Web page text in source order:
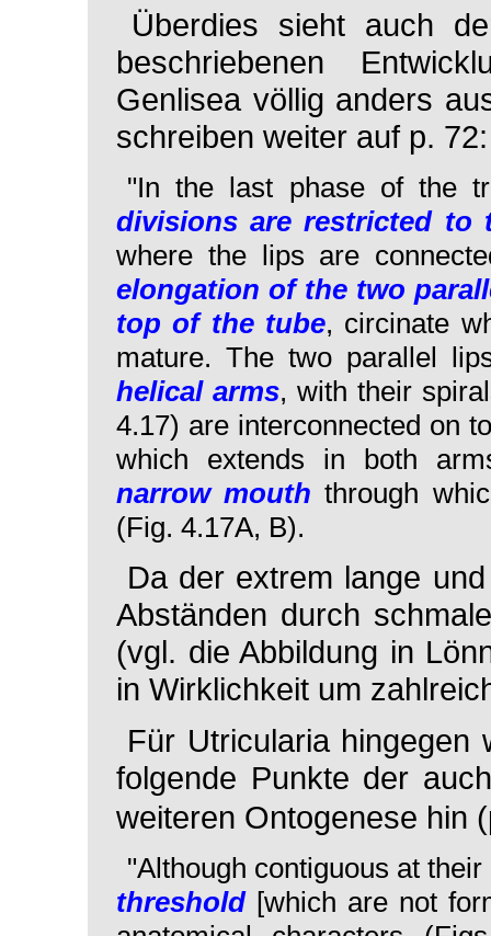
Überdies sieht auch
beschriebenen
Genlisea völlig anders
schreiben weiter auf p. 72:
"In the last phase of the
divisions are restricted
where the lips are
elongation of the two
top of the tube, circinate
mature. The two parallel
helical arms, with their
4.17) are interconnected on
which extends in both
narrow mouth through
(Fig. 4.17A, B).
Da der extrem lange
Abständen durch
(vgl. die Abbildung in
in Wirklichkeit um
Für Utriculariahingegen
folgende Punkte der
weiteren Ontogenese hin
"Although contiguous at
threshold [which are not